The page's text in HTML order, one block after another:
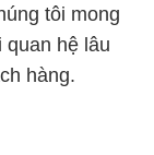
tôi mong
hệ lâu
hàng.